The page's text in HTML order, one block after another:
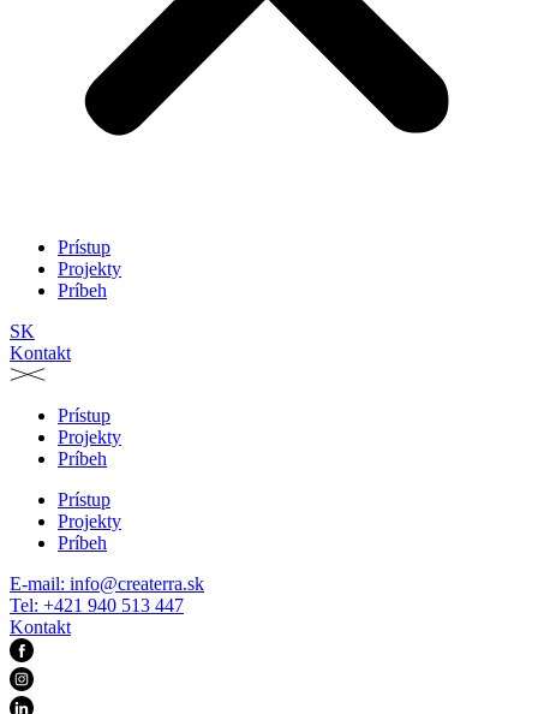
Prístup
Projekty
Príbeh
SK
Kontakt
Prístup
Projekty
Príbeh
Prístup
Projekty
Príbeh
E-mail: info@createrra.sk
Tel: +421 940 513 447
Kontakt